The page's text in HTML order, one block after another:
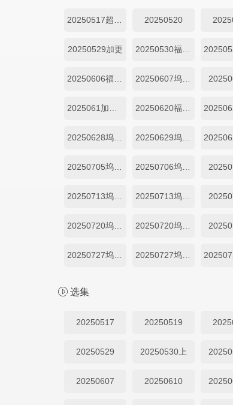
20250520
20250529加更
选集
20250517 20250519
20250529 20250530上
20250607 20250610